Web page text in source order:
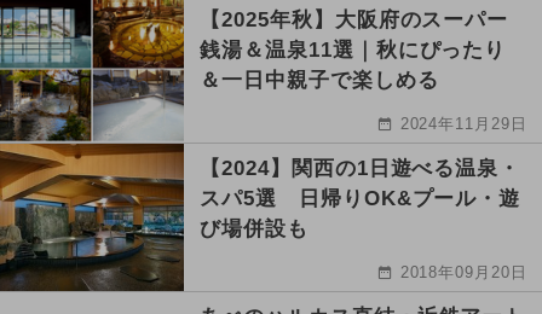
【2025年秋】大阪府のスーパー
銭湯＆温泉11選｜秋にぴったり
＆一日中親子で楽しめる
2024年11月29日
【2024】関西の1日遊べる温泉・
スパ5選 日帰りOK&プール・遊
び場併設も
2018年09月20日